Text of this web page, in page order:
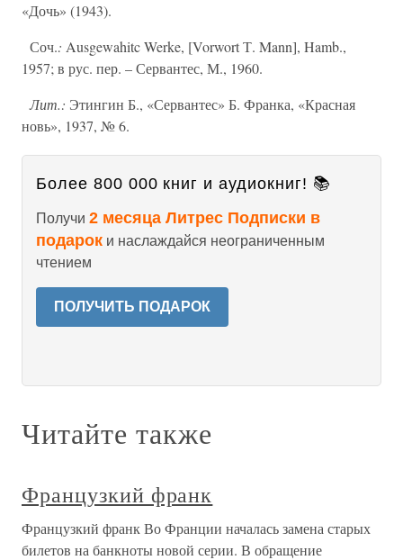
«Дочь» (1943).
Соч.: Ausgewahitc Werke, [Vorwort Т. Mann], Hamb.,
1957; в рус. пер. – Сервантес, М., 1960.
Лит.: Этингин Б., «Сервантес» Б. Франка, «Красная
новь», 1937, № 6.
Более 800 000 книг и аудиокниг! 📚
Получи 2 месяца Литрес Подписки в
подарок и наслаждайся неограниченным
чтением
ПОЛУЧИТЬ ПОДАРОК
Читайте также
Французкий франк
Французкий франк Во Франции началась замена старых
билетов на банкноты новой серии. В обращение